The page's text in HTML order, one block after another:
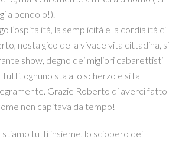
a pendolo!).
l’ospitalità, la semplicità e la cordialità ci
nostalgico della vivace vita cittadina, si
show, degno dei migliori cabarettisti
tutti, ognuno sta allo scherzo e si fa
Grazie Roberto di averci fatto
non capitava da tempo!
stiamo tutti insieme, lo sciopero dei